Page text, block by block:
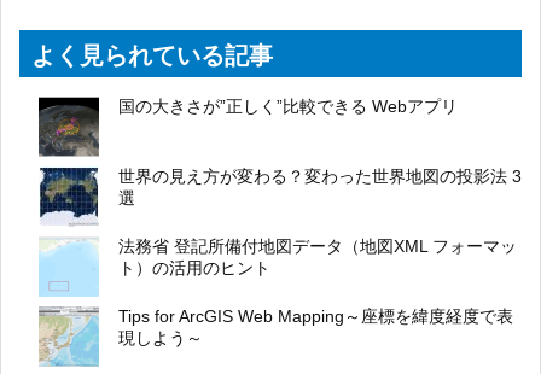
よく見られている記事
国の大きさが”正しく”比較できる Webアプリ
世界の見え方が変わる？変わった世界地図の投影法 3
選
法務省 登記所備付地図データ（地図XML フォーマッ
ト）の活用のヒント
Tips for ArcGIS Web Mapping～座標を緯度経度で表
現しよう～